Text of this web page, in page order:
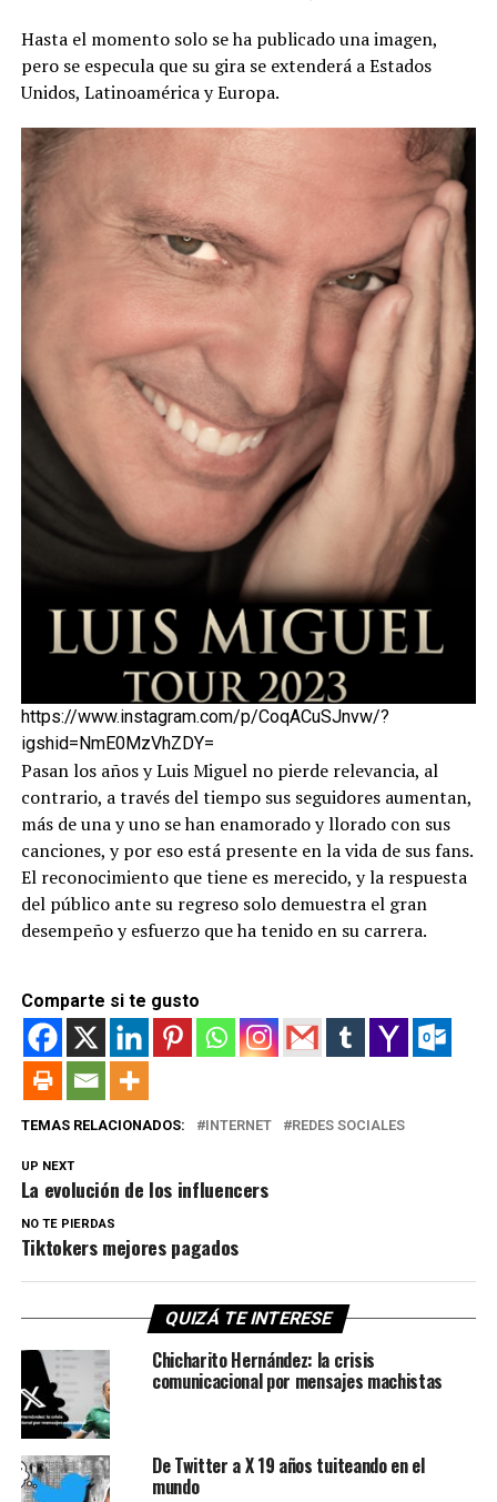
Hasta el momento solo se ha publicado una imagen,
pero se especula que su gira se extenderá a Estados
Unidos, Latinoamérica y Europa.
https://www.instagram.com/p/CoqACuSJnvw/?
igshid=NmE0MzVhZDY=
Pasan los años y Luis Miguel no pierde relevancia, al
contrario, a través del tiempo sus seguidores aumentan,
más de una y uno se han enamorado y llorado con sus
canciones, y por eso está presente en la vida de sus fans.
El reconocimiento que tiene es merecido, y la respuesta
del público ante su regreso solo demuestra el gran
desempeño y esfuerzo que ha tenido en su carrera.
Comparte si te gusto
TEMAS RELACIONADOS: INTERNET REDES SOCIALES
UP NEXT
La evolución de los influencers
NO TE PIERDAS
Tiktokers mejores pagados
QUIZÁ TE INTERESE
Chicharito Hernández: la crisis
comunicacional por mensajes machistas
De Twitter a X 19 años tuiteando en el
mundo